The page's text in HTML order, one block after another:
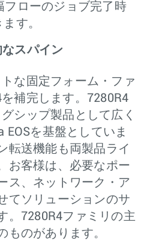
フローのジョブ完了時
す。
スパイン
な固定フォーム・ファ
補完します。7280R4
シップ製品として広く
を基盤としていま
転送機能も両製品ライ
お客様は、必要なポー
ス、ネットワーク・ア
てソリューションのサ
。7280R4ファミリの主
ものがあります。